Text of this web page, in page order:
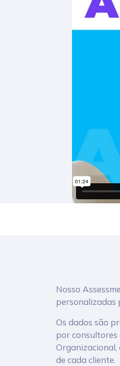
Nosso
personalizadas
Os dados são
por consultores
Organizacional,
de cada cliente.